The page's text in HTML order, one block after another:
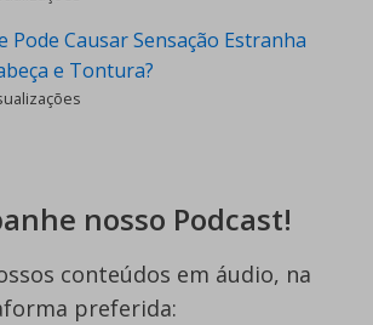
Pode Causar Sensação Estranha
e Tontura?
nosso Podcast!
conteúdos em áudio, na
preferida: